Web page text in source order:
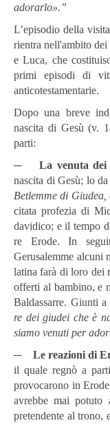
adorarlo».”
L’episodio della
rientra nell'ambito
e Luca, che
primi episodi di
anticotestamentarie.
Dopo una breve
nascita di Gesù (v.
parti:
─La venuta dei
nascita di Gesù; lo
Betlemme di
citata profezia di
davidico; e il tempo
re Erode. In
Gerusalemme alcuni
latina farà di loro dei
offerti al bambino, e
Baldassarre. Giunti
re dei giudei che è
siamo venuti per
─ Le reazioni di
il quale regnò a
provocarono in
avrebbe mai potuto
pretendente al trono,